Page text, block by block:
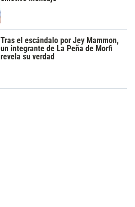
Tras el escándalo por Jey Mammon,
un integrante de La Peña de Morfi
revela su verdad